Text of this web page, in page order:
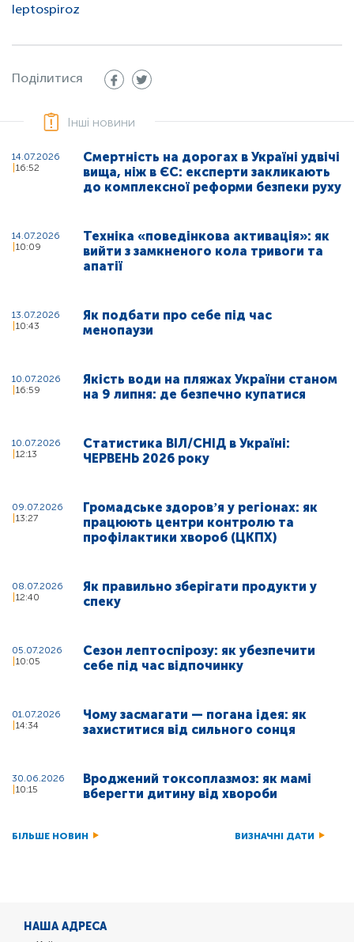
leptospiroz
Поділитися
Інші новини
14.07.2026
16:52
Смертність на дорогах в Україні удвічі
вища, ніж в ЄС: експерти закликають
до комплексної реформи безпеки руху
14.07.2026
10:09
Техніка «поведінкова активація»: як
вийти з замкненого кола тривоги та
апатії
13.07.2026
10:43
Як подбати про себе під час
менопаузи
10.07.2026
16:59
Якість води на пляжах України станом
на 9 липня: де безпечно купатися
10.07.2026
12:13
Статистика ВІЛ/СНІД в Україні:
ЧЕРВЕНЬ 2026 року
09.07.2026
13:27
Громадське здоровʼя у регіонах: як
працюють центри контролю та
профілактики хвороб (ЦКПХ)
08.07.2026
12:40
Як правильно зберігати продукти у
спеку
05.07.2026
10:05
Сезон лептоспірозу: як убезпечити
себе під час відпочинку
01.07.2026
14:34
Чому засмагати — погана ідея: як
захиститися від сильного сонця
30.06.2026
10:15
Вроджений токсоплазмоз: як мамі
вберегти дитину від хвороби
БІЛЬШЕ НОВИН ВИЗНАЧНІ ДАТИ
НАША АДРЕСА